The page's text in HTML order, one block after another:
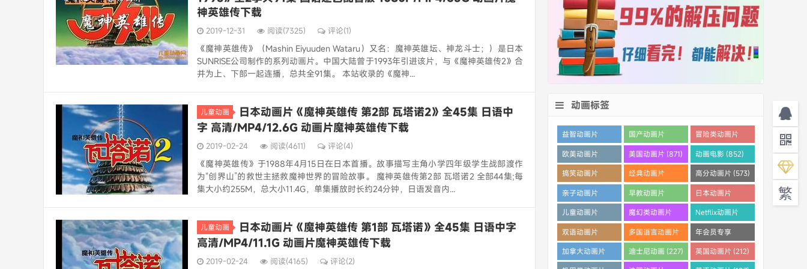
神英雄传下载
2019-12-31 阅读(7325) 评论(1)
《魔神英雄传》（Mashin Eiyuuden Wataru）又名：魔神英雄坛、神龙斗士；）是日本
SUNRISE公司制作的系列动画片。中国大陆曾于1993年引进该片，与《魔神英雄传2》合
并为上、下部一起连播，总共全91集。 本站收录的《魔神...
儿童动画
日本动画片《魔神英雄传 第2部 瓦塔诺2》全45集 日语中
字 高清/MP4/12.6G 动画片魔神英雄传下载
2019-02-24 阅读(4611) 评论(4)
《魔神英雄传》于1988年4月15日在日本首播。故事描写主角小学四年级学生战部渡作
为“创界山”的救世主拯救魔神世界的冒险故事。 魔神英雄传第2部 瓦塔诺2 全部44集;每
集大小约255M，总大小11.4G，单集播放时长约24分钟，日语发音内...
儿童动画
日本动画片《魔神英雄传 第1部 瓦塔诺》全45集 日语中字
高清/MP4/11.1G 动画片魔神英雄传下载
2019-02-24 阅读(4165) 评论(2)
动画标签
益智动画片
(1530)
国产动画片
(1359)
冒险类动画片
(1260)
欧美动画片
(1016)
美国动画片 (871) 动画电影 (852)
搞笑动画片
(825)
经典动画片
(694)
高分动画片 (573)
亲子动画片
(389)
早教动画片
(386)
日本动画片
(359)
儿童动画片
(350)
魔幻类动画片
(286)
Netflix动画片
(280)
双语动画片
(253)
多国语言动画片
(242)
年会员专享
(233)
加拿大动画片
迪士尼动画 (227) 英国动画片 (212)
繁